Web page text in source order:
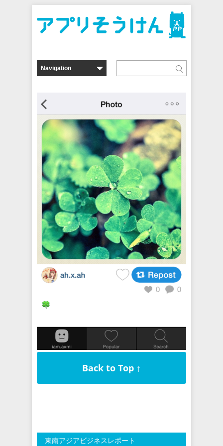
Back to Top ↑
東南アジアビジネスレポート